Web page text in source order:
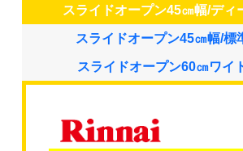
スライドオープン45㎝幅/ディ
スライドオープン45㎝幅/標
スライドオープン60㎝ワイ